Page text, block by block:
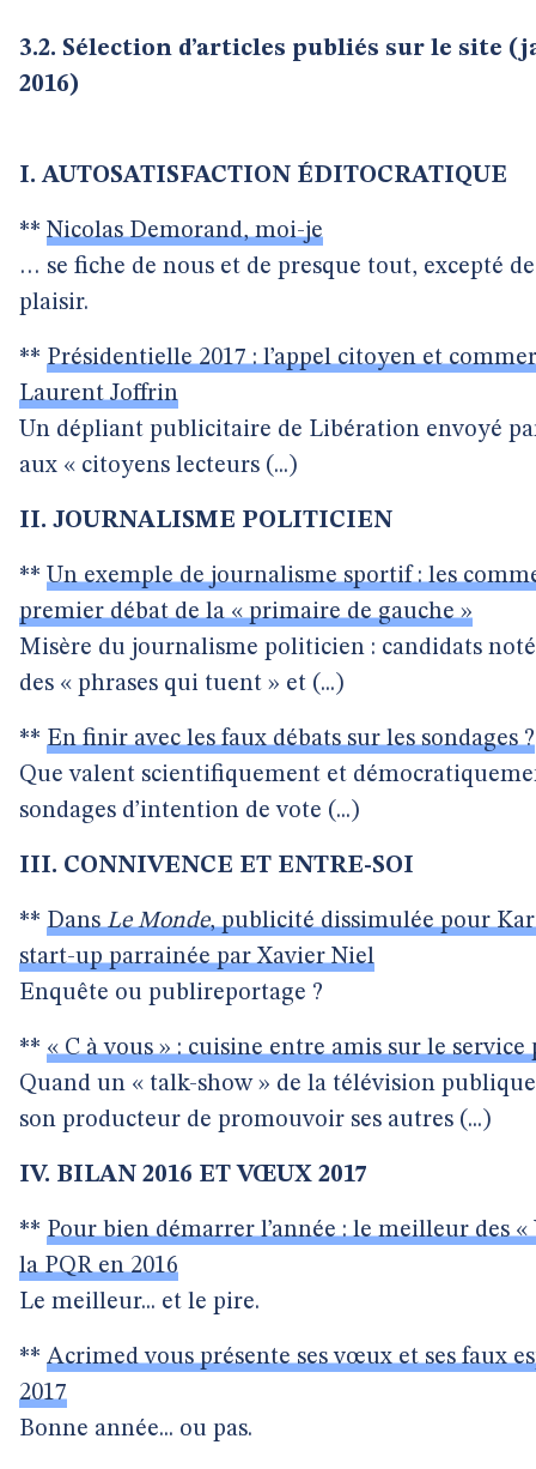
3.2. Sélection d’articles publiés sur le site
2016)
I. AUTOSATISFACTION ÉDITOCRATIQUE
** Nicolas Demorand, moi-je
… se fiche de nous et de presque tout, excepté
plaisir.
** Présidentielle 2017 : l’appel citoyen et
Laurent Joffrin
Un dépliant publicitaire de Libération envoyé
aux « citoyens lecteurs (...)
II. JOURNALISME POLITICIEN
** Un exemple de journalisme sportif : les
premier débat de la « primaire de gauche »
Misère du journalisme politicien : candidats
des « phrases qui tuent » et (...)
** En finir avec les faux débats sur les sondages ?
Que valent scientifiquement et
sondages d’intention de vote (...)
III. CONNIVENCE ET ENTRE-SOI
** DansLe Monde, publicité dissimulée pour
start-up parrainée par Xavier Niel
Enquête ou publireportage ?
** « C à vous » : cuisine entre amis sur le service
Quand un « talk-show » de la télévision
son producteur de promouvoir ses autres (...)
IV. BILAN 2016 ET VŒUX 2017
** Pour bien démarrer l’année : le meilleur des «
la PQR en 2016
Le meilleur... et le pire.
** Acrimed vous présente ses vœux et ses faux
2017
Bonne année... ou pas.